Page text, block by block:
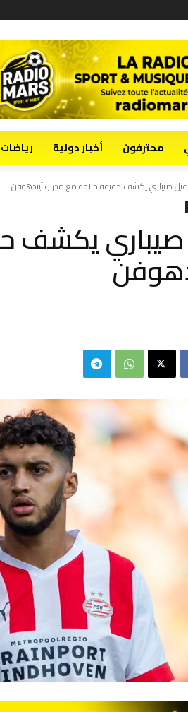
محترفون أخبار دولية
صيباري يكشف حقيقة خلافه مع مدرب آيندهوفن
يكشف